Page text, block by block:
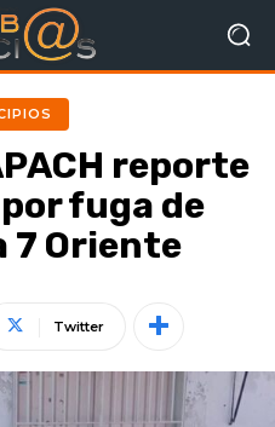
reporte
fuga de
7 Oriente
Twitter